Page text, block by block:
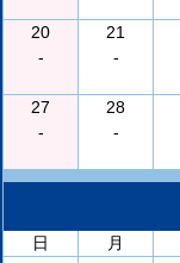
20
-
21
-
27
-
28
-
日
月